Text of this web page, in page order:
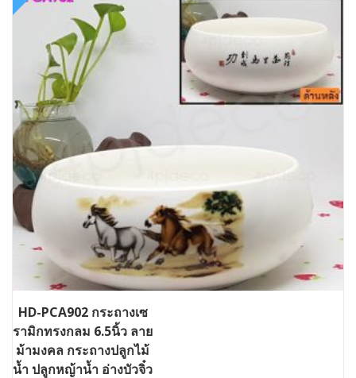
HD-PCA902 กระถางเซ
รามิกทรงกลม 6.5นิ้ว ลาย
ม้ามงคล กระถางปลูกไม้
น้ำ ปลูกหญ้าน้ำ อ่างบัวจิ๋ว